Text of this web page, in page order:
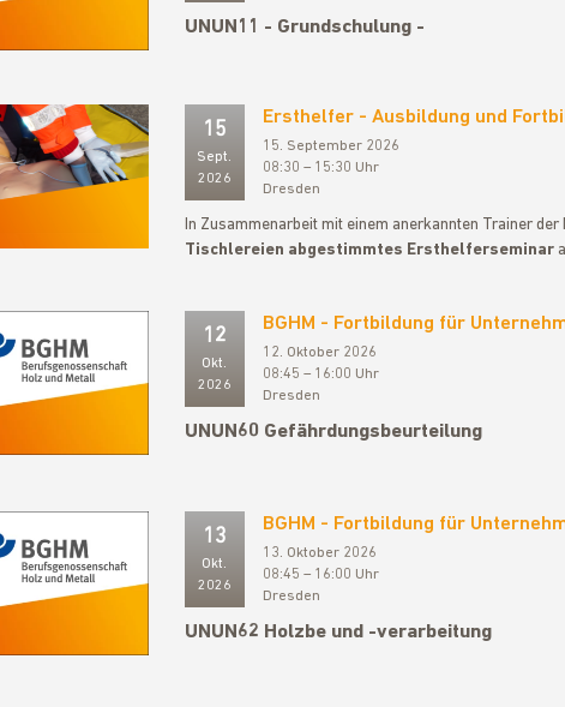
UNUN11 - Grundschulung -
15
Sept.
2026
Ersthelfer - Ausbildung und
15. September 2026
08:30 – 15:30 Uhr
Dresden
In Zusammenarbeit mit einem anerkannten Trainer
Tischlereien abgestimmtes Ersthelferseminar
12
Okt.
2026
BGHM - Fortbildung für
12. Oktober 2026
08:45 – 16:00 Uhr
Dresden
UNUN60 Gefährdungsbeurteilung
13
Okt.
2026
BGHM - Fortbildung für
13. Oktober 2026
08:45 – 16:00 Uhr
Dresden
UNUN62 Holzbe und -verarbeitung